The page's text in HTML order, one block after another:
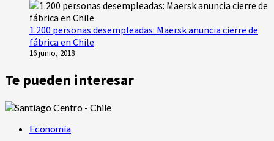
1.200 personas desempleadas: Maersk anuncia cierre de
fábrica en Chile
16 junio, 2018
Te pueden interesar
Economía